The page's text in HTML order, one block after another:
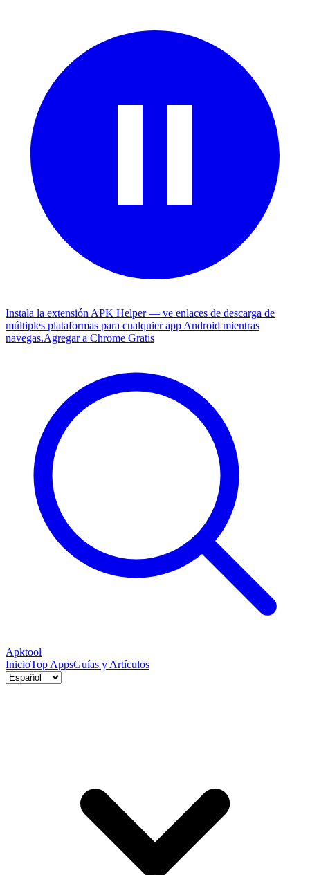
Instala la extensión APK Helper — ve enlaces de descarga de
múltiples plataformas para cualquier app Android mientras
navegas.Agregar a Chrome Gratis
Apktool
InicioTop AppsGuías y Artículos